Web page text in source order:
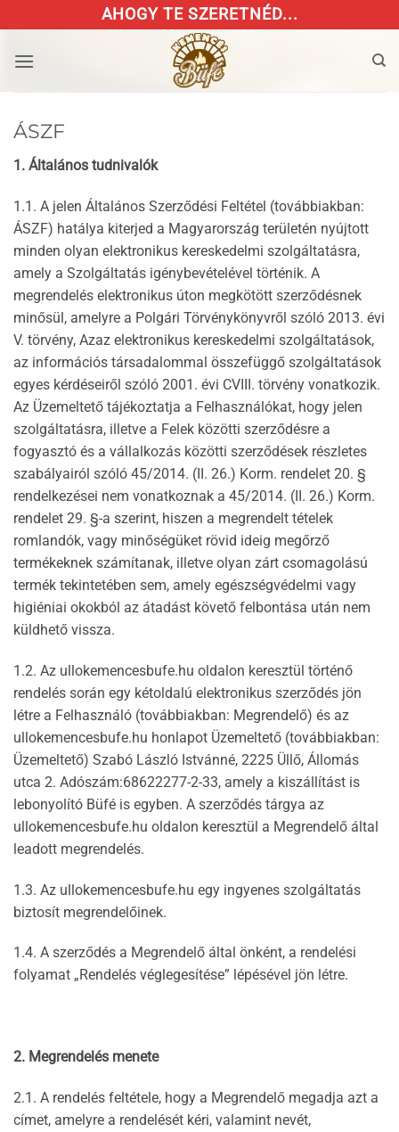
to
content
AHOGY TE SZERETNÉD...
ÁSZF
1. Általános tudnivalók
1.1. A jelen Általános Szerződési Feltétel (továbbiakban:
ÁSZF) hatálya kiterjed a Magyarország területén nyújtott
minden olyan elektronikus kereskedelmi szolgáltatásra,
amely a Szolgáltatás igénybevételével történik. A
megrendelés elektronikus úton megkötött szerződésnek
minősül, amelyre a Polgári Törvénykönyvről szóló 2013. évi
V. törvény, Azaz elektronikus kereskedelmi szolgáltatások,
az információs társadalommal összefüggő szolgáltatások
egyes kérdéseiről szóló 2001. évi CVIII. törvény vonatkozik.
Az Üzemeltető tájékoztatja a Felhasználókat, hogy jelen
szolgáltatásra, illetve a Felek közötti szerződésre a
fogyasztó és a vállalkozás közötti szerződések részletes
szabályairól szóló 45/2014. (II. 26.) Korm. rendelet 20. §
rendelkezései nem vonatkoznak a 45/2014. (II. 26.) Korm.
rendelet 29. §-a szerint, hiszen a megrendelt tételek
romlandók, vagy minőségüket rövid ideig megőrző
termékeknek számítanak, illetve olyan zárt csomagolású
termék tekintetében sem, amely egészségvédelmi vagy
higiéniai okokból az átadást követő felbontása után nem
küldhető vissza.
1.2. Az ullokemencesbufe.hu oldalon keresztül történő
rendelés során egy kétoldalú elektronikus szerződés jön
létre a Felhasználó (továbbiakban: Megrendelő) és az
ullokemencesbufe.hu honlapot Üzemeltető (továbbiakban:
Üzemeltető) Szabó László Istvánné, 2225 Üllő, Állomás
utca 2. Adószám:68622277-2-33, amely a kiszállítást is
lebonyolító Büfé is egyben. A szerződés tárgya az
ullokemencesbufe.hu oldalon keresztül a Megrendelő által
leadott megrendelés.
1.3. Az ullokemencesbufe.hu egy ingyenes szolgáltatás
biztosít megrendelőinek.
1.4. A szerződés a Megrendelő által önként, a rendelési
folyamat „Rendelés véglegesítése” lépésével jön létre.
2. Megrendelés menete
2.1. A rendelés feltétele, hogy a Megrendelő megadja azt a
címet, amelyre a rendelését kéri, valamint nevét,